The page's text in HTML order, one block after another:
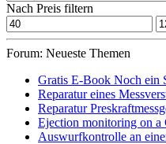
Nach Preis filtern
Min.
Preis
Forum: Neueste Themen
Gratis E-Book Noch ein
Reparatur eines
Reparatur
Ejection monitoring on a
Auswurfkontrolle an